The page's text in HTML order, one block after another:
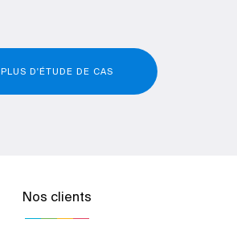
PLUS D'ÉTUDE DE CAS
Nos clients